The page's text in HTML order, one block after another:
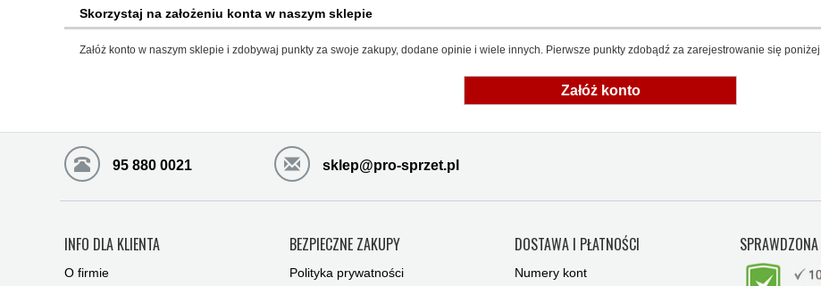
Skorzystaj na założeniu konta w naszym sklepie
Załóż konto w naszym sklepie i zdobywaj punkty za swoje zakupy, dodane opinie i wiele innych. Pierwsze punkty zdobądź za zarejestrowanie się
Załóż konto
95 880 0021 sklep@pro-sprzet.pl
INFO DLA KLIENTA
O firmie
BEZPIECZNE ZAKUPY
Polityka prywatności
DOSTAWA I PŁATNOŚCI
Numery kont